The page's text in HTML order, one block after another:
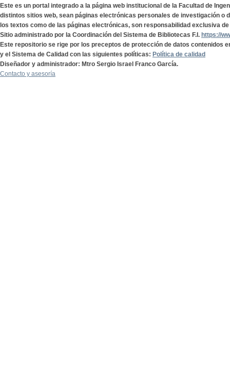
Este es un portal integrado a la página web institucional de la Facultad de
distintos sitios web, sean páginas electrónicas personales de investigación o
los textos como de las páginas electrónicas, son responsabilidad exclusiva
Sitio administrado por la Coordinación del Sistema de Bibliotecas F.I. https://
Este repositorio se rige por los preceptos de protección de datos contenidos
y el Sistema de Calidad con las siguientes políticas: Política de calidad
Diseñador y administrador: Mtro Sergio Israel Franco García.
Contacto y asesoría